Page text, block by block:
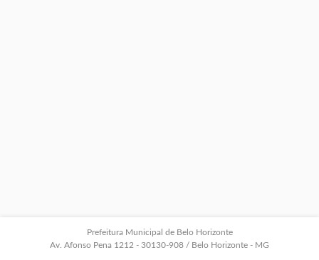
Prefeitura Municipal de Belo Horizonte
Av. Afonso Pena 1212 - 30130-908 / Belo Horizonte - MG